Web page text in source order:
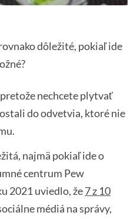
dôležité, pokiaľ ide
nechcete plytvať
do odvetvia, ktoré nie
najmä pokiaľ ide o
centrum Pew
2021 uviedlo, že7 z 10
médiá na správy,